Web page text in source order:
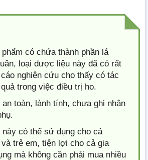
phẩm có chứa thành phần lá
loại dược liệu này đã có rất
nghiên cứu cho thấy có tác
trong việc điều trị ho.
an toàn, lành tính, chưa ghi nhận
này có thể sử dụng cho cả
trẻ em, tiện lợi cho cả gia
mà không cần phải mua nhiều